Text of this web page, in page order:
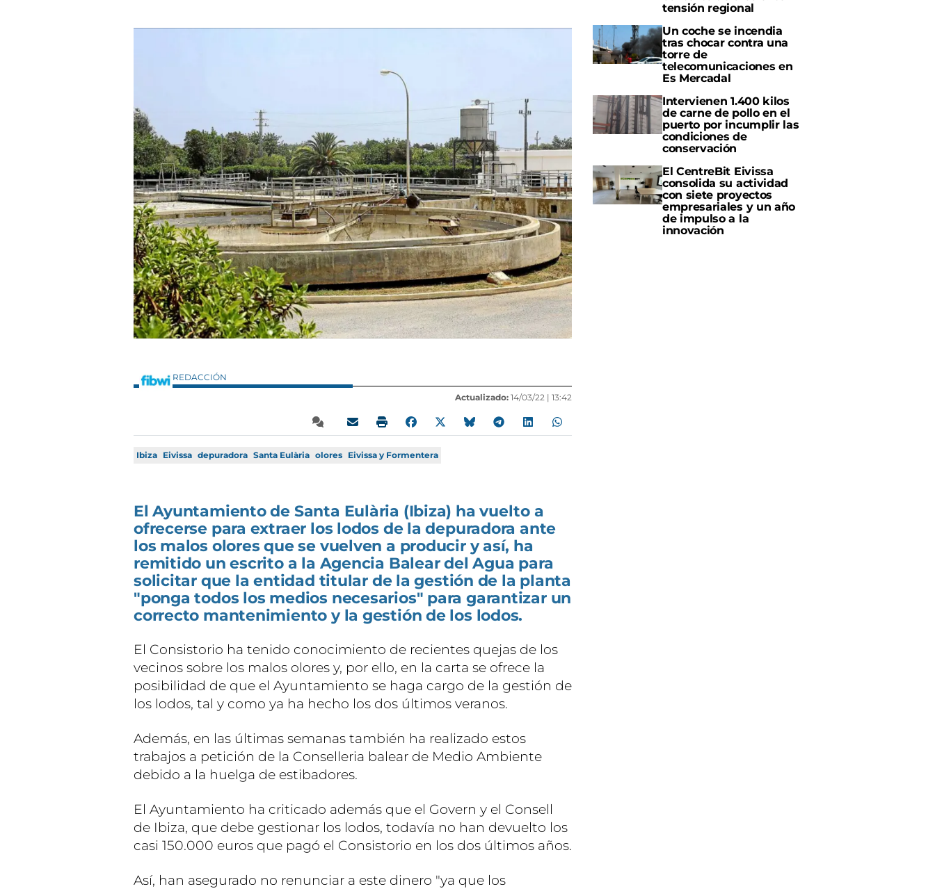
REDACCIÓN
Actualizado: 14/03/22 | 13:42
Ibiza Eivissa depuradora Santa Eulària olores Eivissa y Formentera
El Ayuntamiento de Santa Eulària (Ibiza) ha vuelto a
ofrecerse para extraer los lodos de la depuradora ante
los malos olores que se vuelven a producir y así, ha
remitido un escrito a la Agencia Balear del Agua para
solicitar que la entidad titular de la gestión de la planta
"ponga todos los medios necesarios" para garantizar un
correcto mantenimiento y la gestión de los lodos.
El Consistorio ha tenido conocimiento de recientes quejas de los
vecinos sobre los malos olores y, por ello, en la carta se ofrece la
posibilidad de que el Ayuntamiento se haga cargo de la gestión de
los lodos, tal y como ya ha hecho los dos últimos veranos.
Además, en las últimas semanas también ha realizado estos
trabajos a petición de la Conselleria balear de Medio Ambiente
debido a la huelga de estibadores.
El Ayuntamiento ha criticado además que el Govern y el Consell
de Ibiza, que debe gestionar los lodos, todavía no han devuelto los
casi 150.000 euros que pagó el Consistorio en los dos últimos años.
Así, han asegurado no renunciar a este dinero "ya que los
tensión regional
Un coche se incendia
tras chocar contra una
torre de
telecomunicaciones en
Es Mercadal
Intervienen 1.400 kilos
de carne de pollo en el
puerto por incumplir las
condiciones de
conservación
El CentreBit Eivissa
consolida su actividad
con siete proyectos
empresariales y un año
de impulso a la
innovación